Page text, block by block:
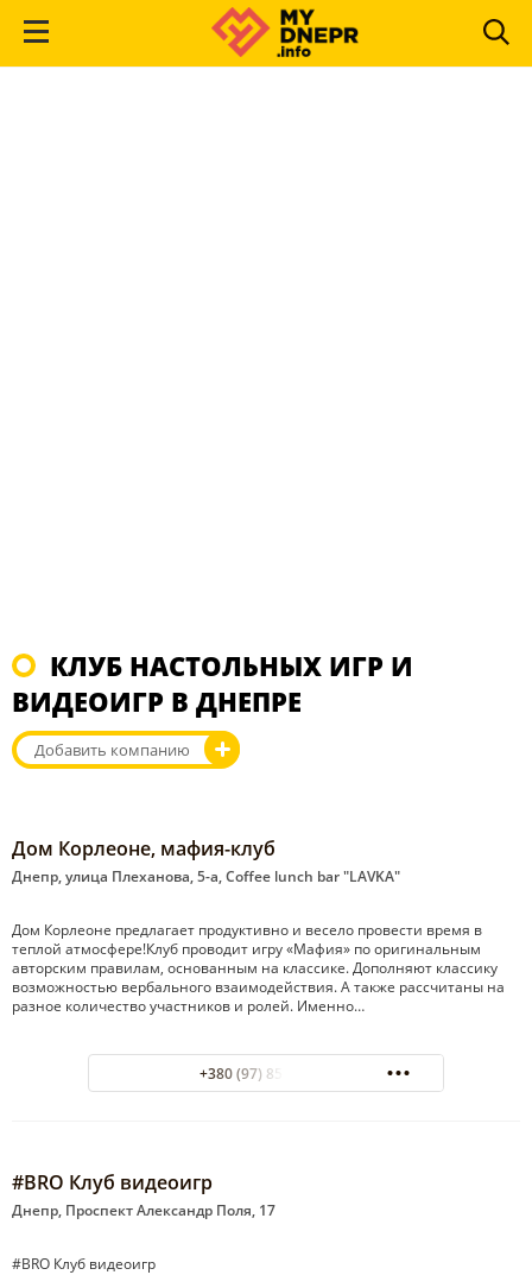
КЛУБ НАСТОЛЬНЫХ ИГР И
ВИДЕОИГР В ДНЕПРЕ
Добавить компанию
Дом Корлеоне, мафия-клуб
Днепр, улица Плеханова, 5-а, Coffee lunch bar "LAVKA"
Дом Корлеоне предлагает продуктивно и весело провести время в
теплой атмосфере!Клуб проводит игру «Мафия» по оригинальным
авторским правилам, основанным на классике. Дополняют классику
возможностью вербального взаимодействия. А также рассчитаны на
разное количество участников и ролей. Именно…
+380 (97) 858-33-87
#BRO Клуб видеоигр
Днепр, Проспект Александр Поля, 17
#BRO Клуб видеоигр